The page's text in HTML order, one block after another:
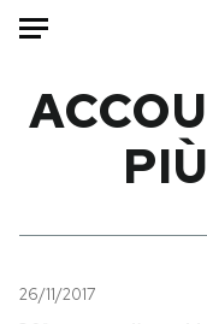
Mondo
Tecnologia
26/11/2017